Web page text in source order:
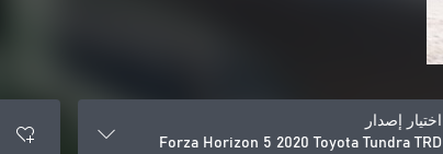
اختيار إصدار
Forza Horizon 5 2020 Toyota Tundra TRD